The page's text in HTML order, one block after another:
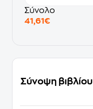
Σύνολο
41,61€
Σύνοψη βιβλίου